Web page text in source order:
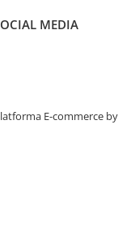
MEDIA
E-commerce by